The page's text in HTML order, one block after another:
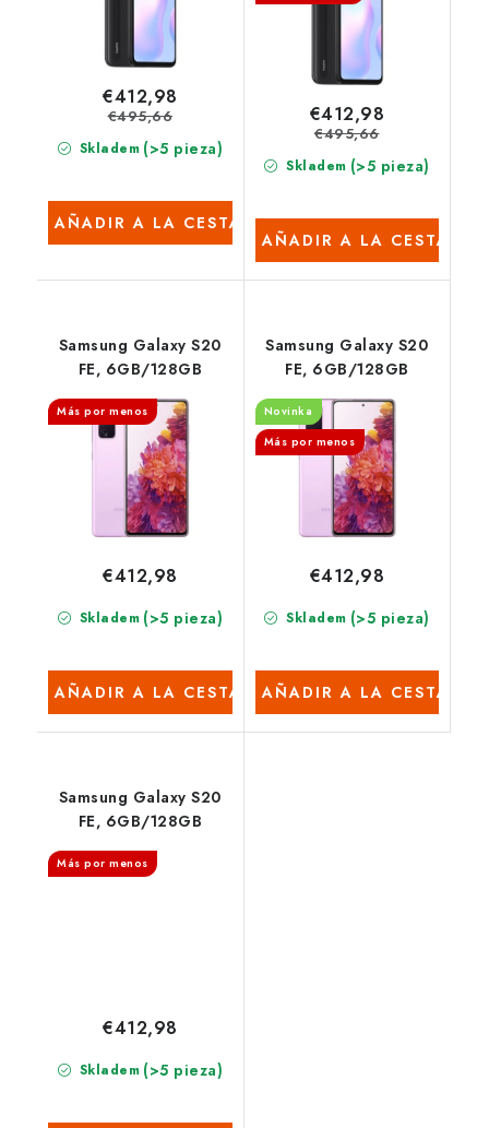
Skladem (>5 pieza)
€412,98
€495,66
AÑADIR A LA CESTA
Skladem (>5 pieza)
€412,98
€495,66
AÑADIR A LA CESTA
Samsung Galaxy S20
FE, 6GB/128GB
Más por menos
Skladem (>5 pieza)
€412,98
AÑADIR A LA CESTA
Samsung Galaxy S20
FE, 6GB/128GB
Novinka
Más por menos
Skladem (>5 pieza)
€412,98
AÑADIR A LA CESTA
Samsung Galaxy S20
FE, 6GB/128GB
Más por menos
Skladem (>5 pieza)
€412,98